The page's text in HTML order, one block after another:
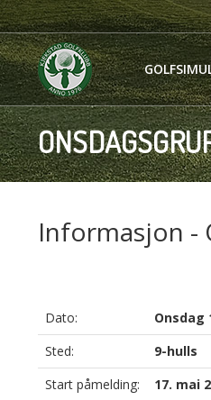
Informasjon -
Dato:
Onsdag
Sted:
9-hulls
Start påmelding:
17. mai